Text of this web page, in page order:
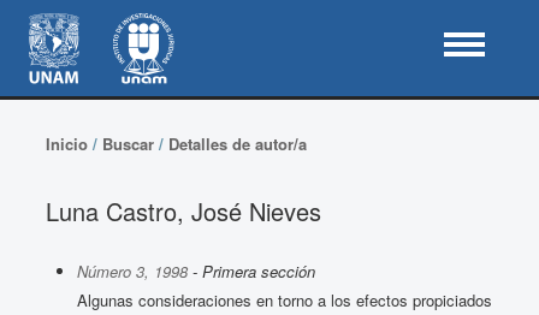
Inicio/ Buscar/ Detalles de autor/a
Luna Castro, José Nieves
Número 3, 1998- Primera sección
Algunas consideraciones en torno a los efectos propiciados